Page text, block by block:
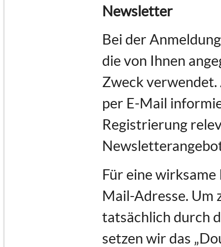
Newsletter
Bei der
die von Ihnen
Zweck
per E-Mail
Registrierung
Für eine
Mail-Adresse. Um
tatsächlich durch
setzen wir das